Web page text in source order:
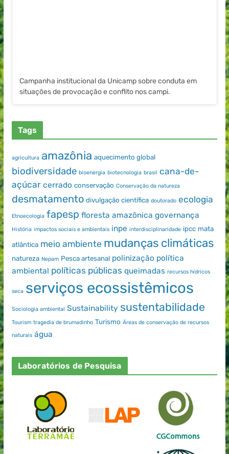
Campanha institucional da Unicamp sobre conduta em
situações de provocação e conflito nos campi.
Tags
agricultura amazônia aquecimento global
biodiversidade bioenergia biotecnologia brasil cana-de-
açúcar cerrado conservação Conservação da natureza
desmatamento divulgação científica doutorado ecologia
Etnoecologia fapesp floresta amazônica governança
História impactos sociais e ambientais inpe interdisciplinaridade ipcc mata
atlântica meio ambiente mudanças climáticas
natureza Nepam Pesca artesanal polinização política
ambiental políticas públicas queimadas recursos hídricos
seca serviços ecossistêmicos
Sociologia ambiental Sustainability sustentabilidade
Tourism tragedia de brumadinho Turismo Áreas de conservação de recursos
naturais água
Laboratórios de Pesquisa